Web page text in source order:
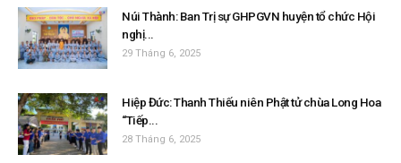
Núi Thành: Ban Trị sự GHPGVN huyện tổ chức Hội
nghị...
29 Tháng 6, 2025
Hiệp Đức: Thanh Thiếu niên Phật tử chùa Long Hoa
“Tiếp...
28 Tháng 6, 2025